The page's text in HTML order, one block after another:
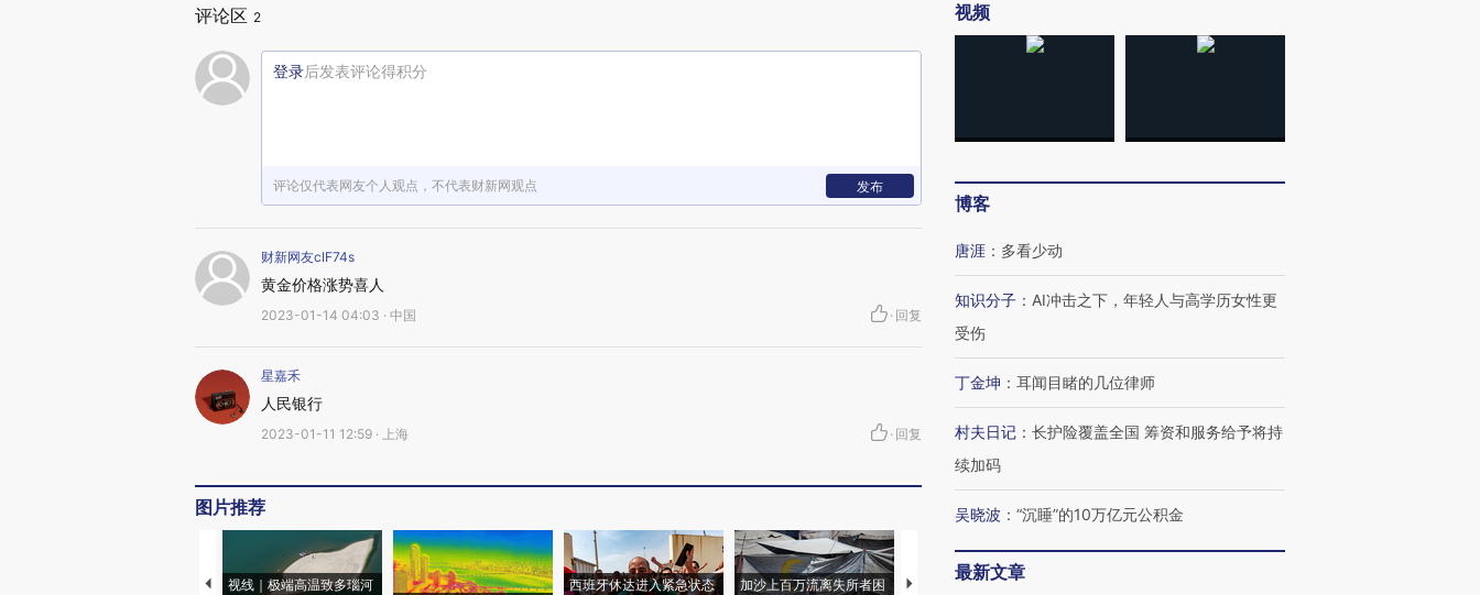
评论区 2
登录后发表评论得积分
评论仅代表网友个人观点，不代表财新网观点 发布
财新网友cIF74s
黄金价格涨势喜人
2023-01-14 04:03 · 中国 · 回复
星嘉禾
人民银行
2023-01-11 12:59 · 上海 · 回复
图片推荐
视线｜极端高温致多瑙河
西班牙休达进入紧急状态
加沙上百万流离失所者困
马航飞行员跨国走私7万
视频
博客
唐涯 ： 多看少动
知识分子 ： AI冲击之下，年轻人与高学历女性更
受伤
丁金坤 ： 耳闻目睹的几位律师
村夫日记 ： 长护险覆盖全国 筹资和服务给予将持
续加码
吴晓波 ： “沉睡”的10万亿元公积金
最新文章